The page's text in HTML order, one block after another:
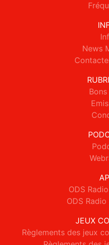
News
ODS
ODS
JEUX
Règlements des jeux